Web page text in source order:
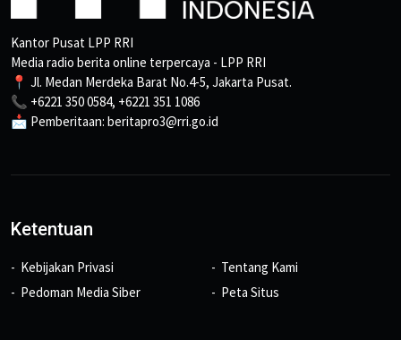
Kantor Pusat LPP RRI
Media radio berita online terpercaya - LPP RRI
📍 Jl. Medan Merdeka Barat No.4-5, Jakarta Pusat.
📞 +6221 350 0584, +6221 351 1086
📩 Pemberitaan: beritapro3@rri.go.id
Ketentuan
Kebijakan Privasi
Pedoman Media Siber
Tentang Kami
Peta Situs